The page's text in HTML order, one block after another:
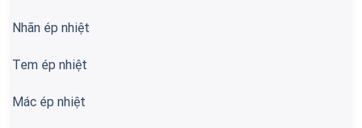
Nhãn ép nhiệt
Tem ép nhiệt
Mác ép nhiệt